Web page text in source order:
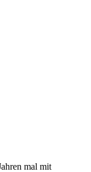
mal mit